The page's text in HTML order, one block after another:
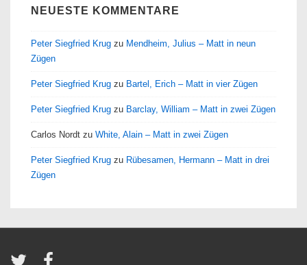
NEUESTE KOMMENTARE
Peter Siegfried Krug zu Mendheim, Julius – Matt in neun
Zügen
Peter Siegfried Krug zu Bartel, Erich – Matt in vier Zügen
Peter Siegfried Krug zu Barclay, William – Matt in zwei Zügen
Carlos Nordt zu White, Alain – Matt in zwei Zügen
Peter Siegfried Krug zu Rübesamen, Hermann – Matt in drei
Zügen